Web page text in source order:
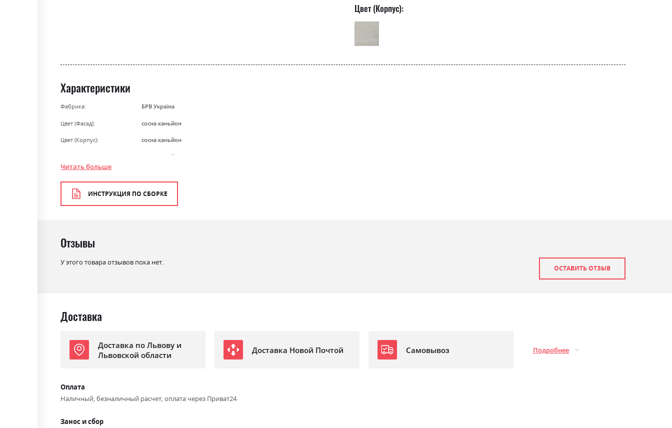
Цвет (Корпус):
Характеристики
Фабрика: БРВ Україна
Цвет (Фасад): сосна каньйон
Цвет (Корпус): сосна каньйон
сосна каньйон
Материал ламінована ДСП з МДФ
Читать больше
ИНСТРУКЦИЯ ПО СБОРКЕ
Отзывы
У этого товара отзывов пока нет.
ОСТАВИТЬ ОТЗЫВ
Доставка
Доставка по Львову и
Львовской области
Доставка Новой Почтой Самовывоз Подробнее
Оплата
Наличный, безналичный расчет, оплата через Приват24
Занос и сбор